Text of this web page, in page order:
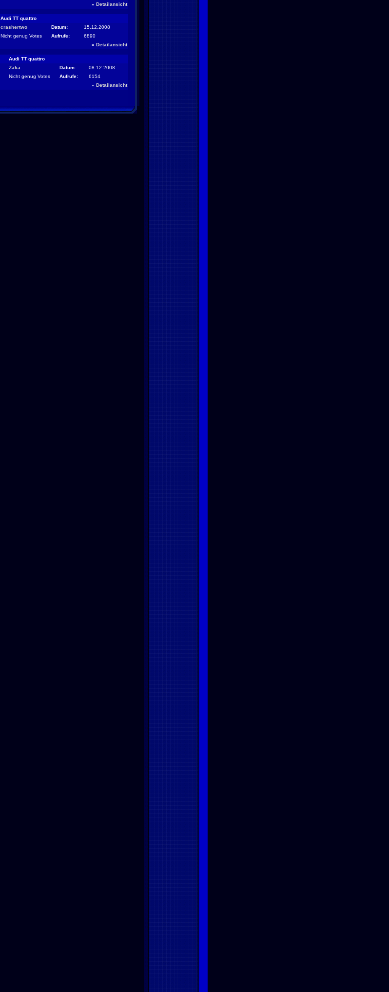
» Detailansicht
Audi TT quattro
crashertwo Datum:
15.12.2008
Nicht genug Votes Aufrufe:
6890
» Detailansicht
Audi TT quattro
Zaka Datum:
08.12.2008
Nicht genug Votes Aufrufe:
6154
» Detailansicht